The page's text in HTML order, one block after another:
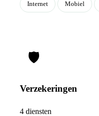
Internet Mobiel
🛡
Verzekeringen
4 diensten